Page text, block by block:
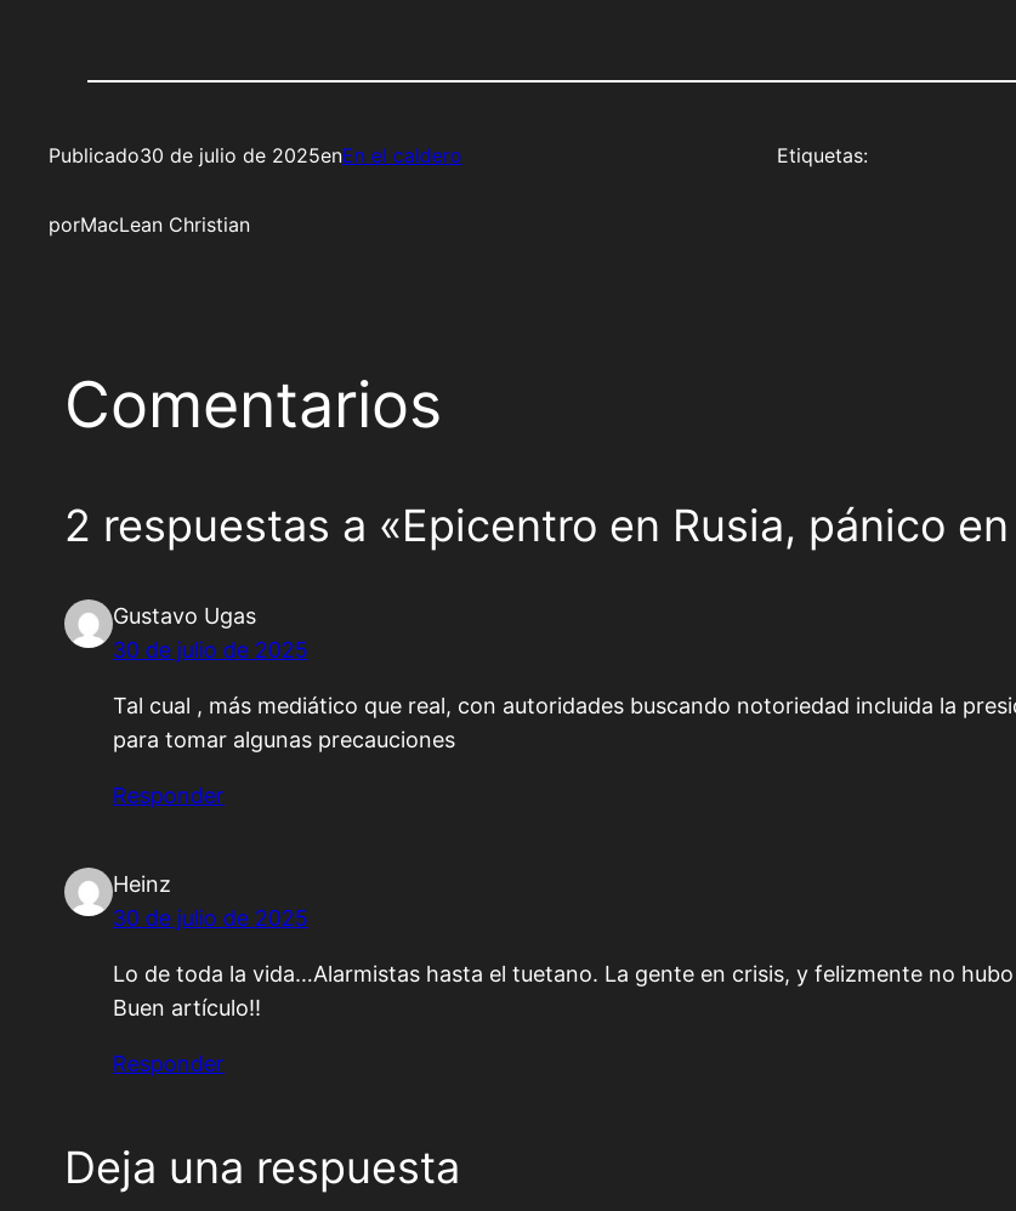
Publicado30 de julio de 2025enEn el caldero
porMacLean Christian
Etiquetas:
Comentarios
2 respuestas a «Epicentro en Rusia, pánico
Gustavo Ugas
30 de julio de 2025
Tal cual , más mediático que real, con autoridades buscando notoriedad incluida la
para tomar algunas precauciones
Responder
Heinz
30 de julio de 2025
Lo de toda la vida…Alarmistas hasta el tuetano. La gente en crisis, y felizmente no
Buen artículo!!
Responder
Deja una respuesta